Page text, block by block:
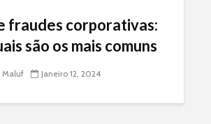
fraudes corporativas:
são os mais comuns
Maluf Janeiro 12, 2024